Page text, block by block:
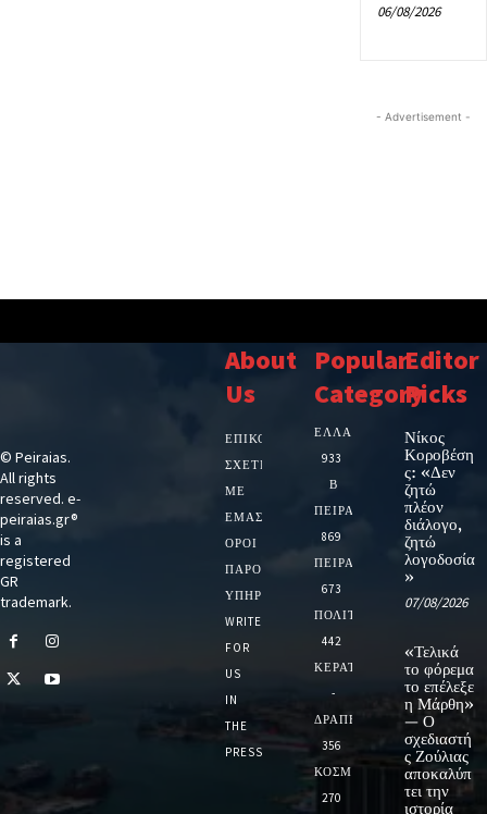
06/08/2026
- Advertisement -
© Peiraias.
All rights
reserved. e-
peiraias.gr®
is a
registered
GR
trademark.
About
Us
ΕΠΙΚΟΙΝΩΝΙΑ
ΣΧΕΤΙΚΆ
ΜΕ
ΕΜΆΣ
ΌΡΟΙ
ΠΑΡΟΧΉΣ
ΥΠΗΡΕΣΙΏΝ
WRITE
FOR
US
IN
THE
PRESS
Popular
Category
ΕΛΛΑΔΑ
933
Β
ΠΕΙΡΑΙΑ
869
ΠΕΙΡΑΙΑΣ
673
ΠΟΛΙΤΙΚΗ
442
ΚΕΡΑΤΣΙΝΙ
-
ΔΡΑΠΕΤΣΩΝΑ
356
ΚΟΣΜΟΣ
270
Editor
Picks
Νίκος
Κοροβέση
ς: «Δεν
ζητώ
πλέον
διάλογο,
ζητώ
λογοδοσία
»
07/08/2026
«Τελικά
το φόρεμα
το επέλεξε
η Μάρθη»
— Ο
σχεδιαστή
ς Ζούλιας
αποκαλύπ
τει την
ιστορία